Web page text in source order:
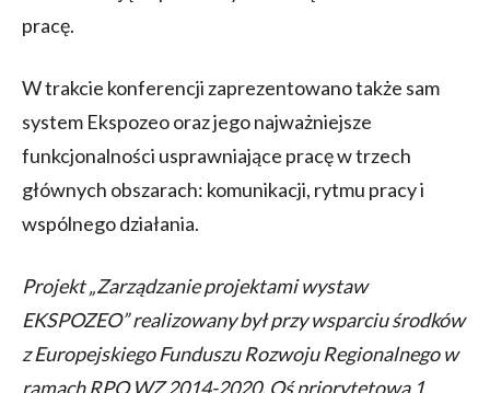
pracę.
W trakcie konferencji zaprezentowano także sam
system Ekspozeo oraz jego najważniejsze
funkcjonalności usprawniające pracę w trzech
głównych obszarach: komunikacji, rytmu pracy i
wspólnego działania.
Projekt „Zarządzanie projektami wystaw
EKSPOZEO” realizowany był przy wsparciu środków
z Europejskiego Funduszu Rozwoju Regionalnego w
ramach RPO WZ 2014-2020, Oś priorytetowa 1